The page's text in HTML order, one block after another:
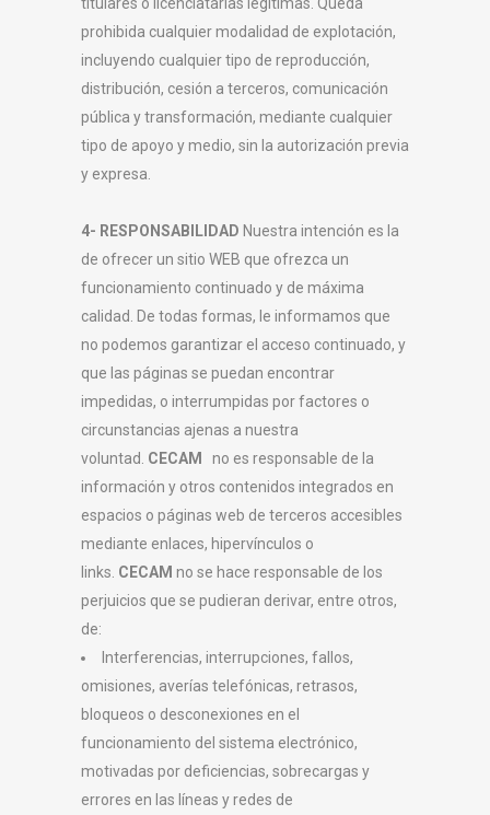
prohibida cualquier modalidad de explotación,
incluyendo cualquier tipo de reproducción,
distribución, cesión a terceros, comunicación
pública y transformación, mediante cualquier
tipo de apoyo y medio, sin la autorización previa
y expresa.
4- RESPONSABILIDAD Nuestra intención es la
de ofrecer un sitio WEB que ofrezca un
funcionamiento continuado y de máxima
calidad. De todas formas, le informamos que
no podemos garantizar el acceso continuado, y
que las páginas se puedan encontrar
impedidas, o interrumpidas por factores o
circunstancias ajenas a nuestra
voluntad. CECAM
no es responsable de la
información y otros contenidos integrados en
espacios o páginas web de terceros accesibles
mediante enlaces, hipervínculos o
links. CECAM no se hace responsable de los
perjuicios que se pudieran derivar, entre otros,
de:
Interferencias, interrupciones, fallos,
omisiones, averías telefónicas, retrasos,
bloqueos o desconexiones en el
funcionamiento del sistema electrónico,
motivadas por deficiencias, sobrecargas y
errores en las líneas y redes de